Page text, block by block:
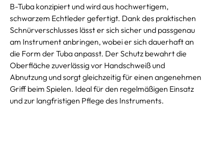
B-Tuba konzipiert und wird aus hochwertigem,
schwarzem Echtleder gefertigt. Dank des praktischen
Schnürverschlusses lässt er sich sicher und passgenau
am Instrument anbringen, wobei er sich dauerhaft an
die Form der Tuba anpasst. Der Schutz bewahrt die
Oberfläche zuverlässig vor Handschweiß und
Abnutzung und sorgt gleichzeitig für einen angenehmen
Griff beim Spielen. Ideal für den regelmäßigen Einsatz
und zur langfristigen Pflege des Instruments.